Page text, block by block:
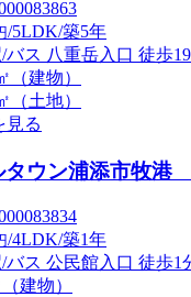
/5LDK/築5年
バス 八重岳入口 徒歩
（建物）
（土地）
見る
タウン浦添市牧港
/4LDK/築1年
バス 公民館入口 徒歩1
建物）